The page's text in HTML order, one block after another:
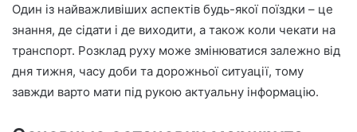
Один із найважливіших аспектів будь-якої поїздки – це
знання, де сідати і де виходити, а також коли чекати на
транспорт. Розклад руху може змінюватися залежно від
дня тижня, часу доби та дорожньої ситуації, тому
завжди варто мати під рукою актуальну інформацію.